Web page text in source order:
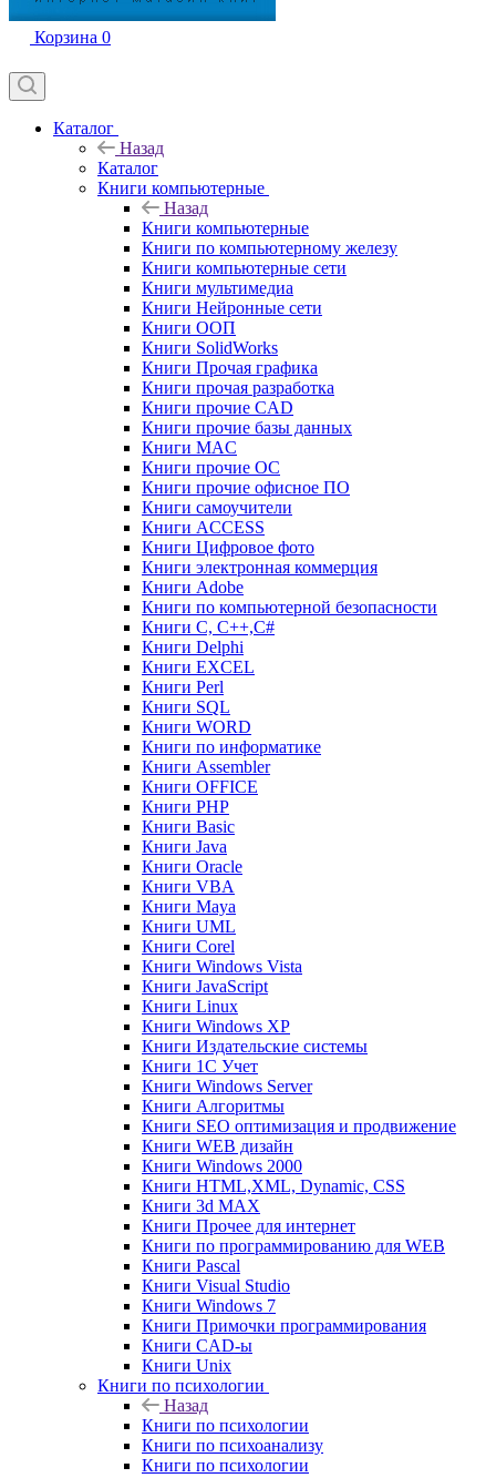
Корзина 0
Каталог
Назад
Каталог
Книги компьютерные
Назад
Книги компьютерные
Книги по компьютерному железу
Книги компьютерные сети
Книги мультимедиа
Книги Нейронные сети
Книги ООП
Книги SolidWorks
Книги Прочая графика
Книги прочая разработка
Книги прочие CAD
Книги прочие базы данных
Книги MAC
Книги прочие ОС
Книги прочие офисное ПО
Книги самоучители
Книги ACCESS
Книги Цифровое фото
Книги электронная коммерция
Книги Adobe
Книги по компьютерной безопасности
Книги C, C++,С#
Книги Delphi
Книги EXCEL
Книги Perl
Книги SQL
Книги WORD
Книги по информатике
Книги Assembler
Книги OFFICE
Книги PHP
Книги Basic
Книги Java
Книги Oracle
Книги VBA
Книги Maya
Книги UML
Книги Corel
Книги Windows Vista
Книги JavaScript
Книги Linux
Книги Windows XP
Книги Издательские системы
Книги 1C Учет
Книги Windows Server
Книги Алгоритмы
Книги SEO оптимизация и продвижение
Книги WEB дизайн
Книги Windows 2000
Книги HTML,XML, Dynamic, CSS
Книги 3d MAX
Книги Прочее для интернет
Книги по программированию для WEB
Книги Pascal
Книги Visual Studio
Книги Windows 7
Книги Примочки программирования
Книги CAD-ы
Книги Unix
Книги по психологии
Назад
Книги по психологии
Книги по психоанализу
Книги по психологии